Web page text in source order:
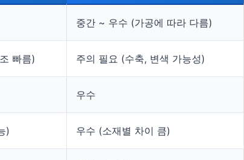
중간 ~ 우수 (가공에 따라 다름)
빠름) 주의 필요 (수축, 변색 가능성)
우수
) 우수 (소재별 차이 큼)